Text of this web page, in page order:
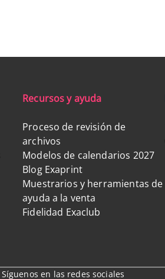
Recursos y ayuda
Proceso de revisión de
archivos
Modelos de calendarios 2027
Blog Exaprint
Muestrarios y herramientas de
ayuda a la venta
Fidelidad Exaclub
Síguenos en las redes sociales